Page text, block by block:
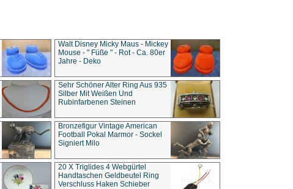
Walt Disney Micky Maus - Mickey
Mouse - " Füße " - Rot - Ca. 80er
Jahre - Deko
Sehr Schöner Alter Ring Aus 935
Silber Mit Weißen Und
Rubinfarbenen Steinen
Bronzefigur Vintage American
Football Pokal Marmor - Sockel
Signiert Milo
20 X Triglides 4 Webgürtel
Handtaschen Geldbeutel Ring
Verschluss Haken Schieber